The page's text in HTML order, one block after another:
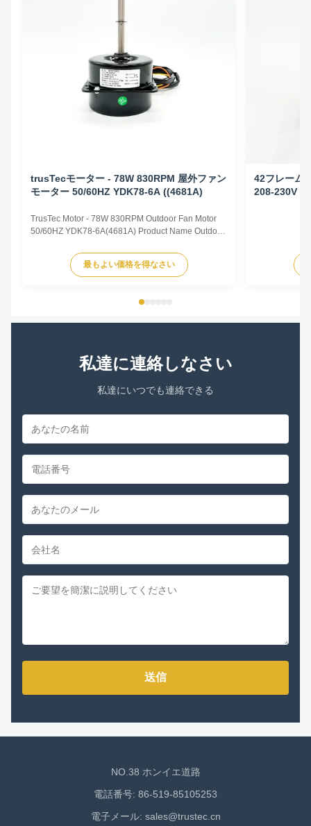
trusTecモーター - 78W 830RPM 屋外ファン
モーター 50/60HZ YDK78-6A ((4681A)
TrusTec Motor - 78W 830RPM Outdoor Fan Motor
50/60HZ YDK78-6A(4681A) Product Name Outdoor
Output Power 78W Pole 6P AMPS 0.83A Speed
900RPM Capacitor 6μF/370V Insulation Class
最もよい価格を得なさい
42フレーム
208-230V
私達に連絡しなさい
私達にいつでも連絡できる
送信
NO.38 ホンイエ道路
電話番号: 86-519-85105253
電子メール: sales@trustec.cn